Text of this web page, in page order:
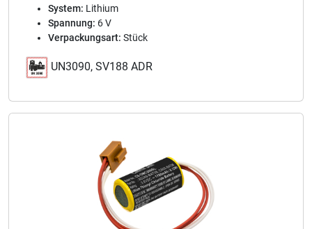
System: Lithium
Spannung: 6 V
Verpackungsart: Stück
UN3090, SV188 ADR